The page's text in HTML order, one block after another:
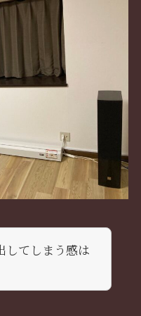
してしまう感は